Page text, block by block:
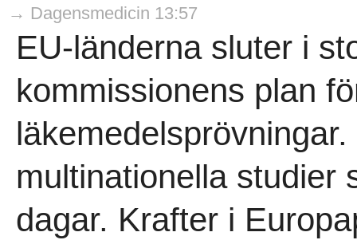
→ Dagensmedicin 13:57
EU-länderna sluter i
kommissionens plan
multinationella studier
dagar. Krafter i